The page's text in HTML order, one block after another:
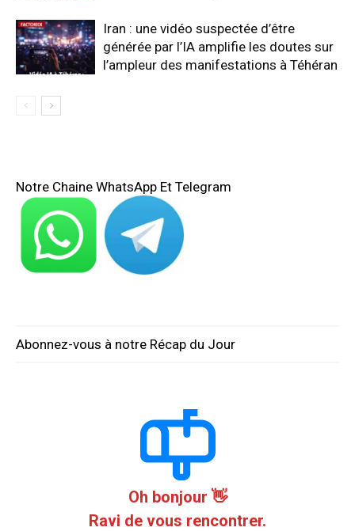
Iran : une vidéo suspectée d’être
générée par l’IA amplifie les doutes sur
l’ampleur des manifestations à Téhéran
Notre Chaine WhatsApp Et Telegram
Abonnez-vous à notre Récap du Jour
Oh bonjour 👋
Ravi de vous rencontrer.